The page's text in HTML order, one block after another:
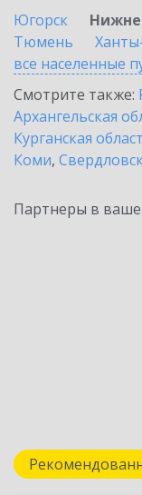
Югорск
Тюмень
все населенные
Смотрите также:
Архангельская
Курганская
Коми,
Партнеры в